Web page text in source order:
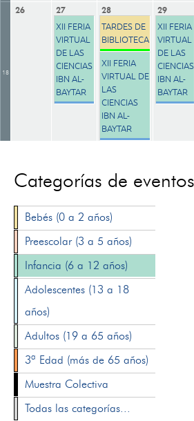
18
26 27
XII FERIA
VIRTUAL
DE LAS
CIENCIAS
IBN AL-
BAYTAR
28
TARDES DE
BIBLIOTECA
XII FERIA
VIRTUAL DE
LAS
CIENCIAS
IBN AL-
BAYTAR
29
XII FERIA
VIRTUAL
DE LAS
CIENCIAS
IBN AL-
BAYTAR
Categorías de
Bebés (0 a 2 años)
Preescolar (3 a 5 años)
Infancia (6 a 12 años)
Adolescentes (13 a 18
años)
Adultos (19 a 65 años)
3ª Edad (más de 65 años)
Muestra Colectiva
Todas las categorías...